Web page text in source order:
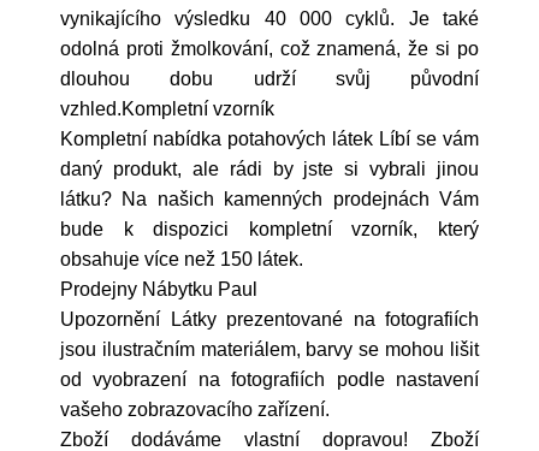
vynikajícího výsledku 40 000 cyklů. Je také
odolná proti žmolkování, což znamená, že si po
dlouhou dobu udrží svůj původní
vzhled.Kompletní vzorník
Kompletní nabídka potahových látek Líbí se vám
daný produkt, ale rádi by jste si vybrali jinou
látku? Na našich kamenných prodejnách Vám
bude k dispozici kompletní vzorník, který
obsahuje více než 150 látek.
Prodejny Nábytku Paul
Upozornění Látky prezentované na fotografiích
jsou ilustračním materiálem, barvy se mohou lišit
od vyobrazení na fotografiích podle nastavení
vašeho zobrazovacího zařízení.
Zboží dodáváme vlastní dopravou! Zboží